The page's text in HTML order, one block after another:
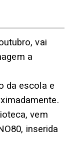
vai
a
da escola e
vem
inserida